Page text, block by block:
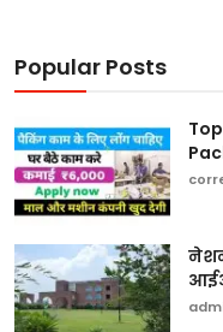
Popular Posts